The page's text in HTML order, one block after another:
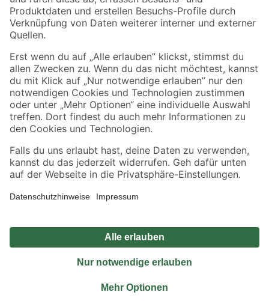
Sicher einkaufen
Jetzt die toom-App herunterladen
Alle Preisangaben in EUR inkl. gesetzl. MwSt.. Die dargestellten Angebote sind unter
Umständen nicht in allen Märkten verfügbar. Die angegebenen Verfügbarkeiten beziehen
Produkte nur solange der Vorrat reicht.
*Paketversand ab 59 € versandkostenfrei, gilt nicht für Artikel mit Speditionsversand, hier
Privatsphäre Impressum
Nutzungsbedingungen
Widerrufsrecht
Vertrag widerrufen
© 2026 toom Baumarkt GmbH